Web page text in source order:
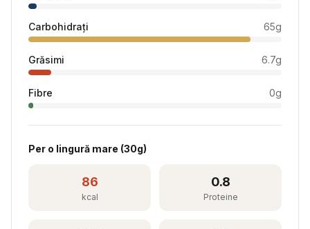
Carbohidrați 65g
Grăsimi 6.7g
Fibre 0g
Per o lingură mare (30g)
86
kcal
0.8
Proteine